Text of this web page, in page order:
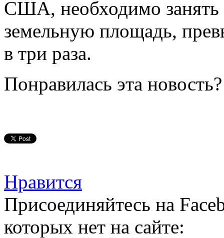
США, необходимо занять
земельную площадь,
в три раза.
Понравилась эта
Нравится
Присоединяйтесь на
которых нет на сайте: